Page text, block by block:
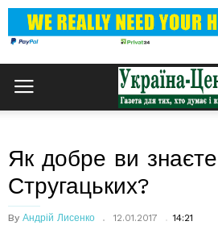
Як добре ви знаєте
Стругацьких?
By Андрій Лисенко 12.01.2017 14:21